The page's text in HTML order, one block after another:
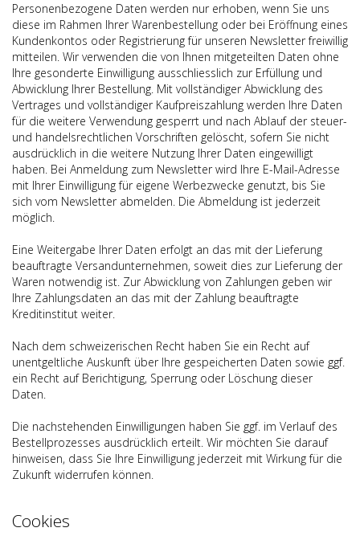
Personenbezogene Daten werden nur erhoben, wenn Sie uns
diese im Rahmen Ihrer Warenbestellung oder bei Eröffnung eines
Kundenkontos oder Registrierung für unseren Newsletter freiwillig
mitteilen. Wir verwenden die von Ihnen mitgeteilten Daten ohne
Ihre gesonderte Einwilligung ausschliesslich zur Erfüllung und
Abwicklung Ihrer Bestellung. Mit vollständiger Abwicklung des
Vertrages und vollständiger Kaufpreiszahlung werden Ihre Daten
für die weitere Verwendung gesperrt und nach Ablauf der steuer-
und handelsrechtlichen Vorschriften gelöscht, sofern Sie nicht
ausdrücklich in die weitere Nutzung Ihrer Daten eingewilligt
haben. Bei Anmeldung zum Newsletter wird Ihre E-Mail-Adresse
mit Ihrer Einwilligung für eigene Werbezwecke genutzt, bis Sie
sich vom Newsletter abmelden. Die Abmeldung ist jederzeit
möglich.
Eine Weitergabe Ihrer Daten erfolgt an das mit der Lieferung
beauftragte Versandunternehmen, soweit dies zur Lieferung der
Waren notwendig ist. Zur Abwicklung von Zahlungen geben wir
Ihre Zahlungsdaten an das mit der Zahlung beauftragte
Kreditinstitut weiter.
Nach dem schweizerischen Recht haben Sie ein Recht auf
unentgeltliche Auskunft über Ihre gespeicherten Daten sowie ggf.
ein Recht auf Berichtigung, Sperrung oder Löschung dieser
Daten.
Die nachstehenden Einwilligungen haben Sie ggf. im Verlauf des
Bestellprozesses ausdrücklich erteilt. Wir möchten Sie darauf
hinweisen, dass Sie Ihre Einwilligung jederzeit mit Wirkung für die
Zukunft widerrufen können.
Cookies